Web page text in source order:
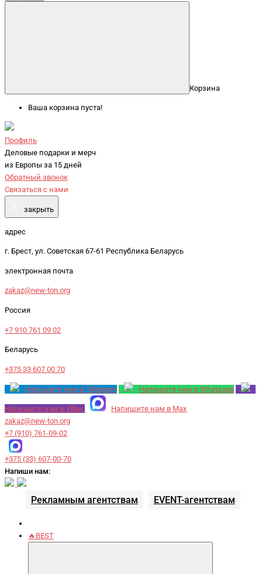
Корзина
Ваша корзина пуста!
Профиль
Деловые подарки и мерч
из Европы за 15 дней
Обратный звонок
Связаться с нами
закрыть
адрес
г. Брест, ул. Советская 67-61 Республика Беларусь
электронная почта
zakaz@new-ton.org
Россия
+7 910 761 09 02
Беларусь
+375 33 607 00 70
Напишите нам в Telegram Напишите нам в Whatsapp
Напишите нам в Viber
Напишите нам в Max
zakaz@new-ton.org
+7 (910) 761-09-02
+375 (33) 607-00-70
Напиши нам:
Рекламным агентствам EVENT-агентствам
🔥BEST